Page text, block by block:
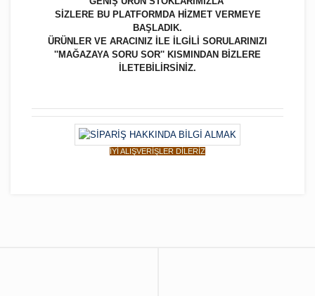
SİZLERE BU PLATFORMDA HİZMET VERMEYE
BAŞLADIK.
ÜRÜNLER VE ARACINIZ İLE İLGİLİ SORULARINIZI
''MAĞAZAYA SORU SOR'' KISMINDAN BİZLERE
İLETEBİLİRSİNİZ.
İYİ ALIŞVERİŞLER DİLERİZ